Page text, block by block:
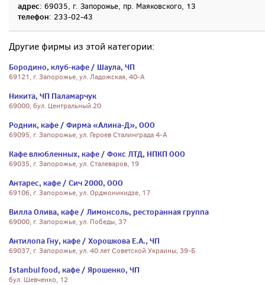
адрес: 69035, г. Запорожье, пр. Маяковского, 13
телефон: 233-02-43
Другие фирмы из этой категории:
Бородино, клуб-кафе / Шаула, ЧП
69121, г. Запорожье, ул. Ладожская, 40-А
Никита, ЧП Паламарчук
69000, бул. Центральный 20
Родник, кафе / Фирма «Алина-Д», ООО
69095, г. Запорожье, ул. Героев Сталинграда 4-А
Кафе влюбленных, кафе / Фокс ЛТД, НПКП ООО
69035, г. Запорожье, ул. Сталеваров, 19
Антарес, кафе / Сич 2000, ООО
69106, г. Запорожье, ул. Орджоникидзе, 17
Вилла Олива, кафе / Лимонсоль, ресторанная группа
69000, г. Запорожье, ул. Победы, 37
Антилопа Гну, кафе / Хорошкова Е.А., ЧП
69037, г. Запорожье, ул. 40 лет Советской Украины, 39-Б
Istanbul food, кафе / Ярошенко, ЧП
бул. Шевченко, 12